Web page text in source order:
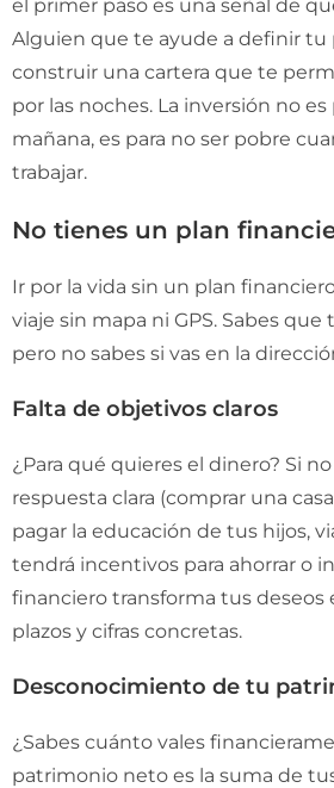
el primer paso es una señal de
Alguien que te ayude a definir tu
construir una cartera que te
por las noches. La inversión no es
mañana, es para no ser pobre
trabajar.
No tienes un plan
Ir por la vida sin un plan
viaje sin mapa ni GPS. Sabes
pero no sabes si vas en la
Falta de objetivos claros
¿Para qué quieres el dinero? Si
respuesta clara (comprar una
pagar la educación de tus hijos,
tendrá incentivos para ahorrar o
financiero transforma tus deseos
plazos y cifras concretas.
Desconocimiento de tu
¿Sabes cuánto vales
patrimonio neto es la suma de